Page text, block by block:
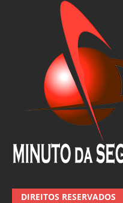
DIREITOS RESERVADOS